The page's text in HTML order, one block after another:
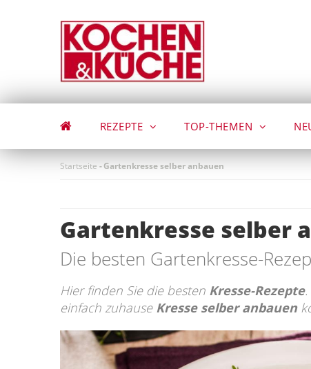
REZEPTE TOP-THEMEN
Startseite -Gartenkresse selber anbauen
Gartenkresse selber
Die besten Gartenkresse-
Hier finden Sie die besten Kresse-Rezepte.
einfach zuhause Kresse selber anbauen